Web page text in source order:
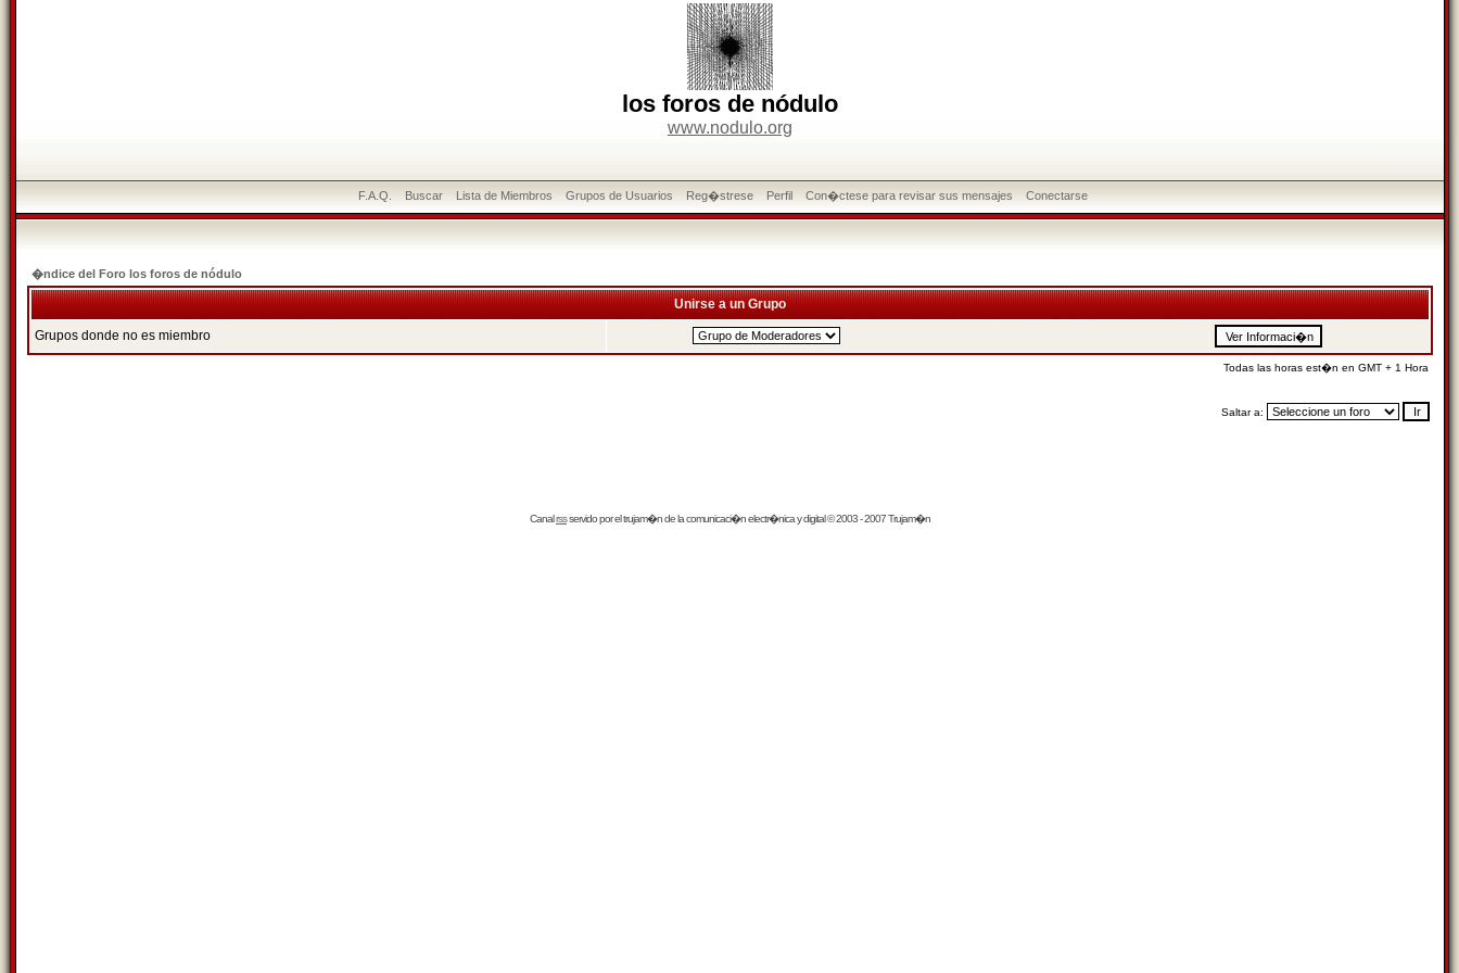
los foros de nódulo
www.nodulo.org
F.A.Q. Buscar Lista de Miembros Grupos de Usuarios Reg�strese Perfil Con�ctese para revisar sus mensajes Conectarse
�ndice del Foro los foros de nódulo
Unirse a un Grupo
Grupos donde no es miembro
Todas las horas est�n en GMT + 1 Hora
Saltar a:
Canalrssservido por eltrujam�nde la comunicaci�n electr�nica y digital © 2003 - 2007 Trujam�n